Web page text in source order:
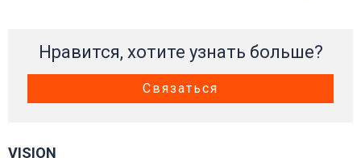
Нравится, хотите узнать больше?
Связаться
VISION